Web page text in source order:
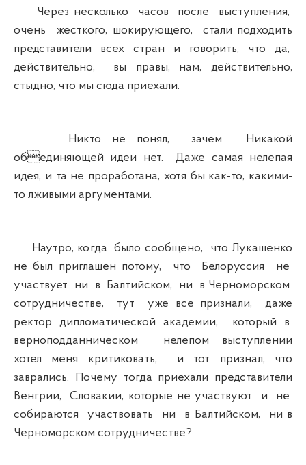
Через несколько часов после выступления,
очень жесткого, шокирующего, стали подходить
представители всех стран и говорить, что да,
действительно, вы правы, нам, действительно,
стыдно, что мы сюда приехали.
Никто не понял, зачем. Никакой
обединяющей идеи нет. Даже самая нелепая
идея, и та не проработана, хотя бы как-то, какими-
то лживыми аргументами.
Наутро, когда было сообщено, что Лукашенко
не был приглашен потому, что Белоруссия не
участвует ни в Балтийском, ни в Черноморском
сотрудничестве, тут уже все признали, даже
ректор дипломатической академии, который в
верноподданническом нелепом выступлении
хотел меня критиковать, и тот признал, что
заврались. Почему тогда приехали представители
Венгрии, Словакии, которые не участвуют и не
собираются участвовать ни в Балтийском, ни в
Черноморском сотрудничестве?